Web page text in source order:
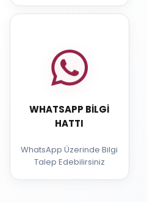
WHATSAPP BILGI
HATTI
WhatsApp Üzerinde Bilgi
Talep Edebilirsiniz